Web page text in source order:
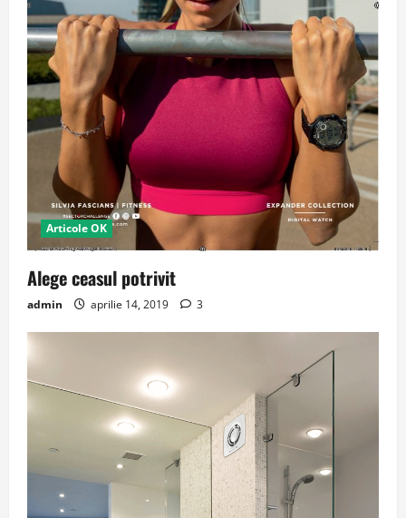
Articole OK
Alege ceasul potrivit
admin aprilie 14, 2019 3